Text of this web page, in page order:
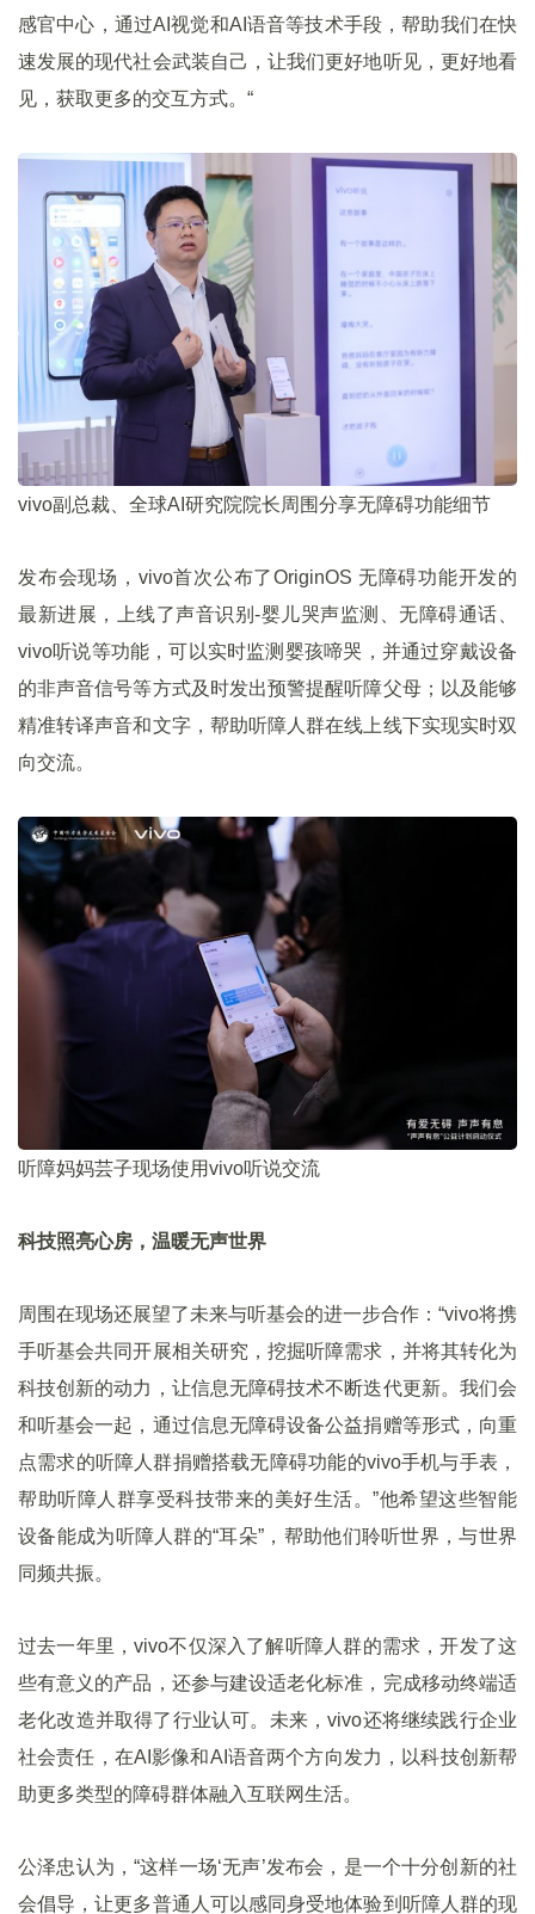
感官中心，通过AI视觉和AI语音等技术手段，帮助我们在快
速发展的现代社会武装自己，让我们更好地听见，更好地看
见，获取更多的交互方式。“
vivo副总裁、全球AI研究院院长周围分享无障碍功能细节
发布会现场，vivo首次公布了OriginOS 无障碍功能开发的
最新进展，上线了声音识别-婴儿哭声监测、无障碍通话、
vivo听说等功能，可以实时监测婴孩啼哭，并通过穿戴设备
的非声音信号等方式及时发出预警提醒听障父母；以及能够
精准转译声音和文字，帮助听障人群在线上线下实现实时双
向交流。
听障妈妈芸子现场使用vivo听说交流
科技照亮心房，温暖无声世界
周围在现场还展望了未来与听基会的进一步合作：“vivo将携
手听基会共同开展相关研究，挖掘听障需求，并将其转化为
科技创新的动力，让信息无障碍技术不断迭代更新。我们会
和听基会一起，通过信息无障碍设备公益捐赠等形式，向重
点需求的听障人群捐赠搭载无障碍功能的vivo手机与手表，
帮助听障人群享受科技带来的美好生活。”他希望这些智能
设备能成为听障人群的“耳朵”，帮助他们聆听世界，与世界
同频共振。
过去一年里，vivo不仅深入了解听障人群的需求，开发了这
些有意义的产品，还参与建设适老化标准，完成移动终端适
老化改造并取得了行业认可。未来，vivo还将继续践行企业
社会责任，在AI影像和AI语音两个方向发力，以科技创新帮
助更多类型的障碍群体融入互联网生活。
公泽忠认为，“这样一场‘无声’发布会，是一个十分创新的社
会倡导，让更多普通人可以感同身受地体验到听障人群的现